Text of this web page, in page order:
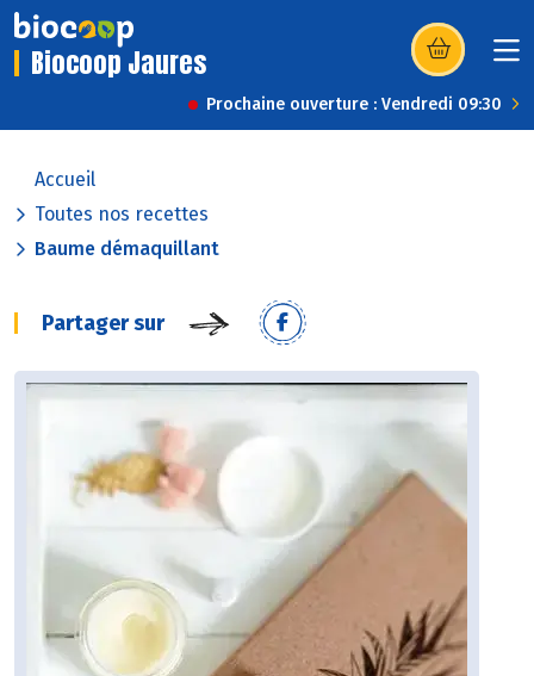
Biocoop Jaures (s’ouvre dans
Prochaine ouverture : Vendredi 09:30
Accueil
Toutes nos recettes
Baume démaquillant
Partager sur